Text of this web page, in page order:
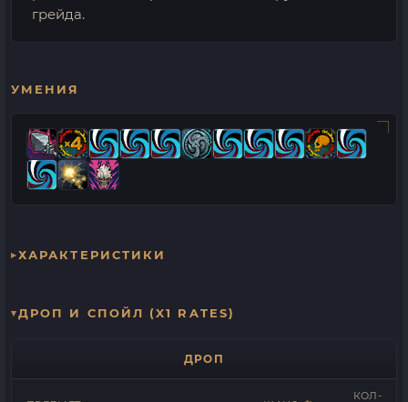
грейда.
УМЕНИЯ
ХАРАКТЕРИСТИКИ
ДРОП И СПОЙЛ (X1 RATES)
ДРОП
КОЛ-